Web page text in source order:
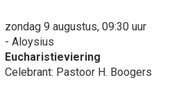
zondag 9 augustus, 09:30 uur
- Aloysius
Eucharistieviering
Celebrant: Pastoor H. Boogers